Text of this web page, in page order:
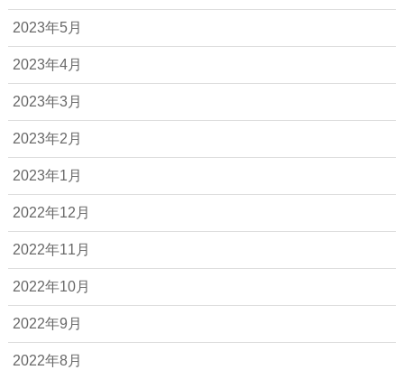
2023年5月
2023年4月
2023年3月
2023年2月
2023年1月
2022年12月
2022年11月
2022年10月
2022年9月
2022年8月